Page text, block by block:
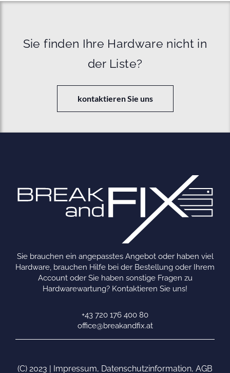
Sie finden Ihre Hardware nicht in
der Liste?
kontaktieren Sie uns
Sie brauchen ein angepasstes Angebot oder haben viel
Hardware, brauchen Hilfe bei der Bestellung oder Ihrem
Account oder Sie haben sonstige Fragen zu
Hardwarewartung? Kontaktieren Sie uns!
+43 720 176 400 80
office@breakandfix.at
(C) 2023 | Impressum, Datenschutzinformation, AGB